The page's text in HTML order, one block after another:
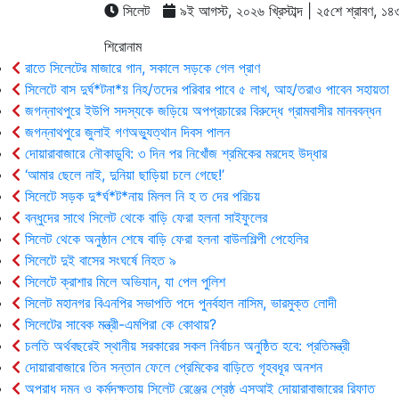
সিলেট
৯ই আগস্ট, ২০২৬ খ্রিস্টাব্দ | ২৫শে শ্রাবণ,
শিরোনাম
রাতে সিলেটের মাজারে গান, সকালে সড়কে গেল প্রাণ
সিলেটে বাস দুর্ঘ*টনা*য় নিহ/তদের পরিবার পাবে ৫ লাখ, আহ/তরাও পাবেন সহায়তা
জগন্নাথপুরে ইউপি সদস্যকে জড়িয়ে অপপ্রচারের বিরুদ্ধে গ্রামবাসীর মানববন্ধন
জগন্নাথপুরে জুলাই গণঅভ্যুত্থান দিবস পালন
দোয়ারাবাজারে নৌকাডুবি: ৩ দিন পর নিখোঁজ শ্রমিকের মরদেহ উদ্ধার
‘আমার ছেলে নাই, দুনিয়া ছাড়িয়া চলে গেছে!’
সিলেটে সড়ক দু*র্ঘ*ট*নায় মিলল নি হ ত দের পরিচয়
বন্ধুদের সাথে সিলেট থেকে বাড়ি ফেরা হলনা সাইফুলের
সিলেট থেকে অনুষ্ঠান শেষে বাড়ি ফেরা হলনা বাউলশিল্পী পেহেলির
সিলেটে দুই বাসের সংঘর্ষে নিহত ৯
সিলেটে ক্রাশার মিলে অভিযান, যা পেল পুলিশ
সিলেট মহানগর বিএনপির সভাপতি পদে পুনর্বহাল নাসিম, ভারমুক্ত লোদী
সিলেটের সাবেক মন্ত্রী-এমপিরা কে কোথায়?
চলতি অর্থবছরেই স্থানীয় সরকারের সকল নির্বাচন অনুষ্ঠিত হবে: প্রতিমন্ত্রী
দোয়ারাবাজারে তিন সন্তান ফেলে প্রেমিকের বাড়িতে গৃহবধূর অনশন
অপরাধ দমন ও কর্মদক্ষতায় সিলেট রেঞ্জের শ্রেষ্ঠ এসআই দোয়ারাবাজারের রিফাত